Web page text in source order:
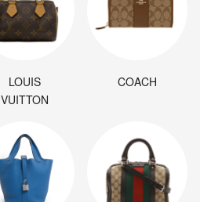
LOUIS
VUITTON
COACH